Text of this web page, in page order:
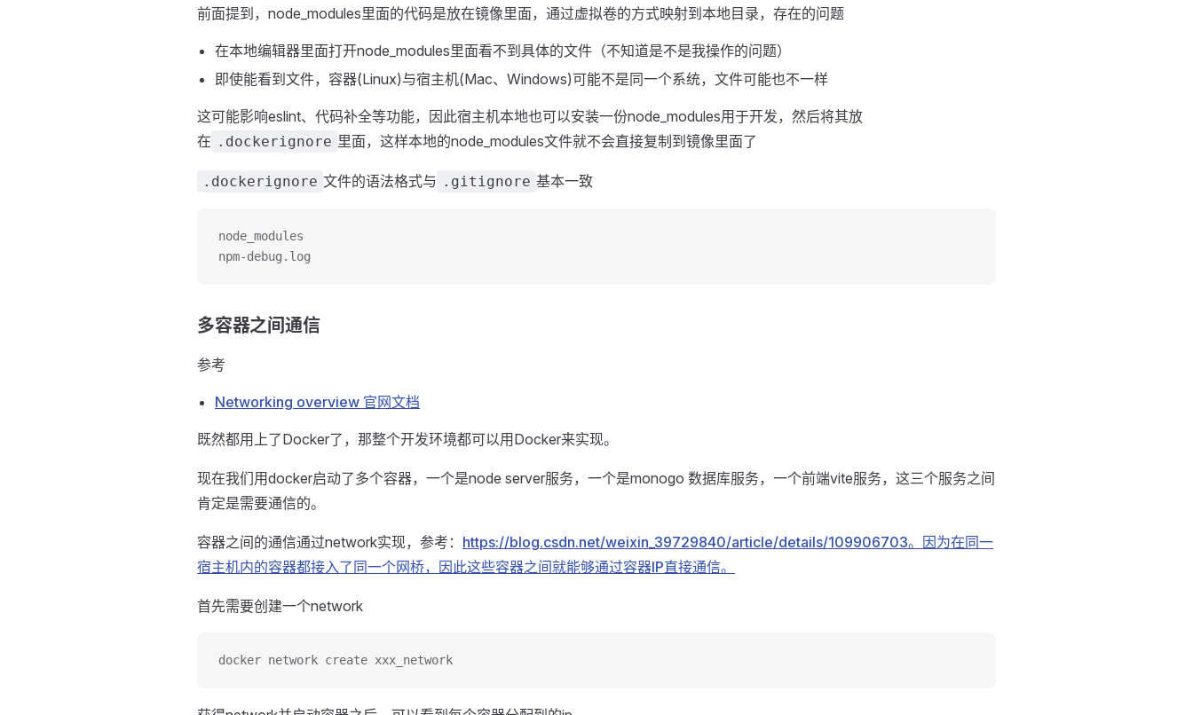
前面提到，node_modules里面的代码是放在镜像里面，通过虚拟卷的方式映射到本地目录，存在的问题
在本地编辑器里面打开node_modules里面看不到具体的文件（不知道是不是我操作的问题）
即使能看到文件，容器(Linux)与宿主机(Mac、Windows)可能不是同一个系统，文件可能也不一样
这可能影响eslint、代码补全等功能，因此宿主机本地也可以安装一份node_modules用于开发，然后将其放
在 .dockerignore 里面，这样本地的node_modules文件就不会直接复制到镜像里面了
.dockerignore 文件的语法格式与 .gitignore 基本一致
node_modules
npm-debug.log
多容器之间通信
参考
Networking overview 官网文档
既然都用上了Docker了，那整个开发环境都可以用Docker来实现。
现在我们用docker启动了多个容器，一个是node server服务，一个是monogo 数据库服务，一个前端vite服务，这三个服务之间
肯定是需要通信的。
容器之间的通信通过network实现，参考： https://blog.csdn.net/weixin_39729840/article/details/109906703。因为在同一
宿主机内的容器都接入了同一个网桥，因此这些容器之间就能够通过容器IP直接通信。
首先需要创建一个network
docker network create xxx_network